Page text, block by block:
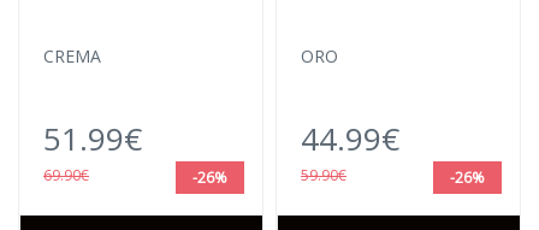
CREMA
51.99€
69.90€ -26%
ORO
44.99€
59.90€ -26%